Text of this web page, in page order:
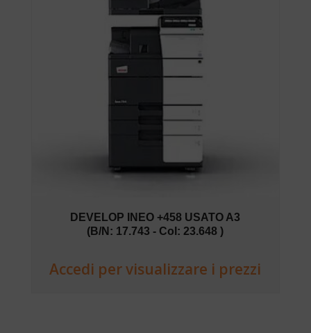
DEVELOP INEO +458 USATO A3
(B/N: 17.743 - Col: 23.648 )
Accedi per visualizzare i prezzi